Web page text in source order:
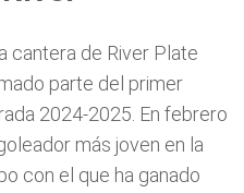
cantera de River Plate
parte del primer
2024-2025. En febrero
más joven en la
con el que ha ganado